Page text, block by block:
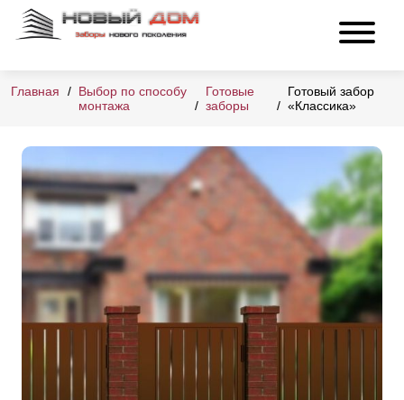
Главная
Выбор по способу
монтажа
Готовые
заборы
Готовый забор
«Классика»